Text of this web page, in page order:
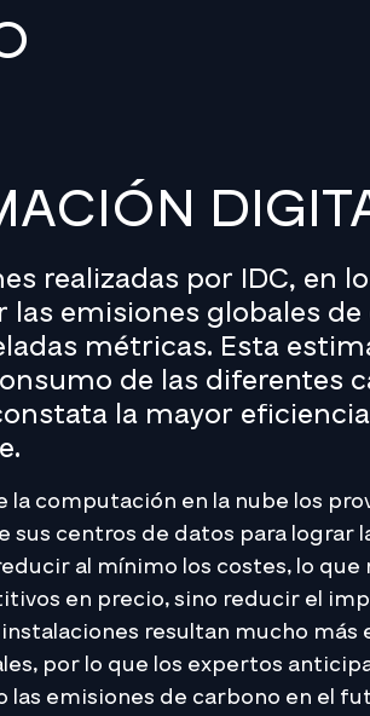
realizadas por IDC, en
emisiones globales
métricas. Esta
de las diferentes
la mayor
la computación en la nube los
sus centros de datos para lograr
al mínimo los costes, lo que
en precio, sino reducir el
resultan mucho más
por lo que los expertos
emisiones de carbono en el